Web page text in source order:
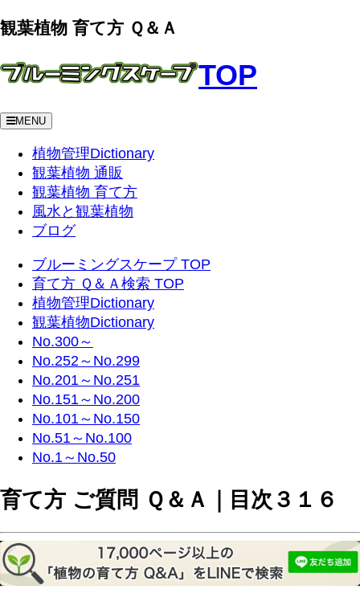
観葉植物 育て方 Ｑ＆Ａ
TOP
MENU
植物管理Dictionary
観葉植物 通販
観葉植物 育て方
風水と観葉植物
ブログ
ブルーミングスケープ TOP
育て方 Ｑ＆Ａ検索 TOP
植物管理Dictionary
観葉植物Dictionary
No.300～
No.252～No.299
No.201～No.251
No.151～No.200
No.101～No.150
No.51～No.100
No.1～No.50
育て方 ご質問 Ｑ＆Ａ｜目次３１６